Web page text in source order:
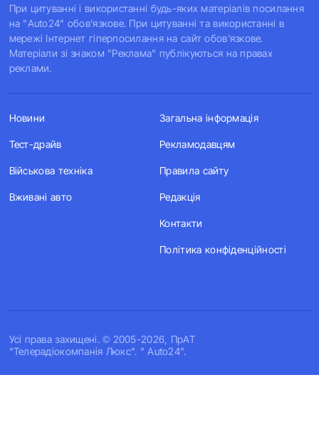
При цитуванні і використанні будь-яких матеріалів посилання
на "Auto24" обов'язкове. При цитуванні та використанні в
мережі Інтернет гіперпосилання на сайт обов'язкове.
Матеріали зі знаком "Реклама" публікуються на правах
реклами.
Усi права захищенi. © 2005-2026, ПрАТ
"Телерадіокомпанія Люкс". " Auto24".
Новини
Тест-драйв
Військова техніка
Вживані авто
Загальна інформація
Рекламодавцям
Правила сайту
Редакція
Контакти
Політика конфіденційності